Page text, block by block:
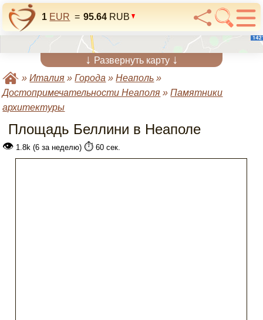
1 EUR = 95.64 RUB
↓ Развернуть карту ↓
»Италия »Города »Неаполь »
Достопримечательности Неаполя »Памятники
архитектуры
Площадь Беллини в Неаполе
👁 1.8k (6 за неделю) ⏱️ 60 сек.